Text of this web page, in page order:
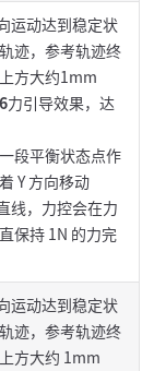
运动达到稳定状
迹，参考轨迹终
方大约1mm
力引导效果，达
段平衡状态点作
Y 方向移动
线，力控会在力
保持 1N 的力完
运动达到稳定状
迹，参考轨迹终
方大约 1mm